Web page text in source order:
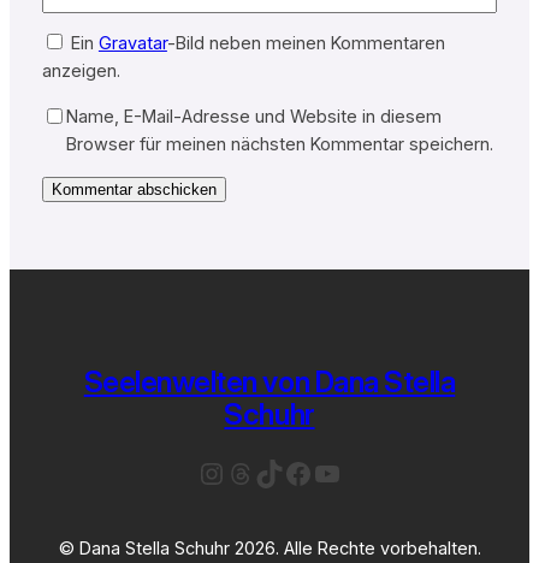
Ein Gravatar-Bild neben meinen Kommentaren
anzeigen.
Name, E-Mail-Adresse und Website in diesem
Browser für meinen nächsten Kommentar speichern.
Seelenwelten von Dana Stella
Schuhr
Instagram
Threads
TikTok
Facebook
YouTube
© Dana Stella Schuhr 2026. Alle Rechte vorbehalten.